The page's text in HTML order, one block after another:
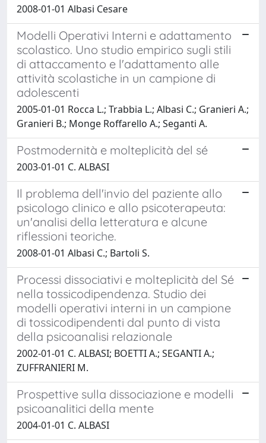
2008-01-01 Albasi Cesare
Modelli Operativi Interni e adattamento
scolastico. Uno studio empirico sugli stili
di attaccamento e l'adattamento alle
attività scolastiche in un campione di
adolescenti
2005-01-01 Rocca L.; Trabbia L.; Albasi C.; Granieri A.;
Granieri B.; Monge Roffarello A.; Seganti A.
Postmodernità e molteplicità del sé
2003-01-01 C. ALBASI
Il problema dell'invio del paziente allo
psicologo clinico e allo psicoterapeuta:
un'analisi della letteratura e alcune
riflessioni teoriche.
2008-01-01 Albasi C.; Bartoli S.
Processi dissociativi e molteplicità del Sé
nella tossicodipendenza. Studio dei
modelli operativi interni in un campione
di tossicodipendenti dal punto di vista
della psicoanalisi relazionale
2002-01-01 C. ALBASI; BOETTI A.; SEGANTI A.;
ZUFFRANIERI M.
Prospettive sulla dissociazione e modelli
psicoanalitici della mente
2004-01-01 C. ALBASI